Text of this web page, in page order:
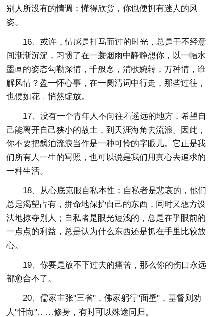
别人所没有的情调；懂得欣赏，你也便拥有迷人的风
姿。
16、或许，情感是打马而过的时光，总是于不经意
间渐渐沉淀，习惯了在一蓑烟雨中静静想你，以一幅水
墨画的姿态勾勒深情，千般念，清歌婉转；万种情，谁
解风情？盈一怀心事，在一阕清词中行走，那些过往，
也便如花，悄然绽放。
17、没有一个青年人不向往着遥远的地方，希望自
己能离开自己狭小的故土，到天涯海角去流浪。因此，
你不要把飘泊流浪当作是一种可怜的字眼儿。它正是我
们所有人一生的写照，也可以说是我们用真心去追求的
一种生活。
18、从心底克服自私本性；自私者是悲哀的，他们
总是渴望占有，拼命地保护自己的东西，同时又想方设
法地掠夺别人；自私者是眼光短浅的，总是在乎眼前的
一点点的利益，总是认为什么东西还是抓在手里比较放
心。
19、你要是放不下过去的痛苦，那么你的伤口永远
都愈合不了。
20、儒家主张"三省"，佛家躬行"面壁"，基督则劝
人"忏悔"……修身，有时可以殊途同归。